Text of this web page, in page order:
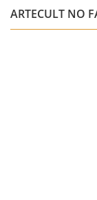
ARTECULT NO